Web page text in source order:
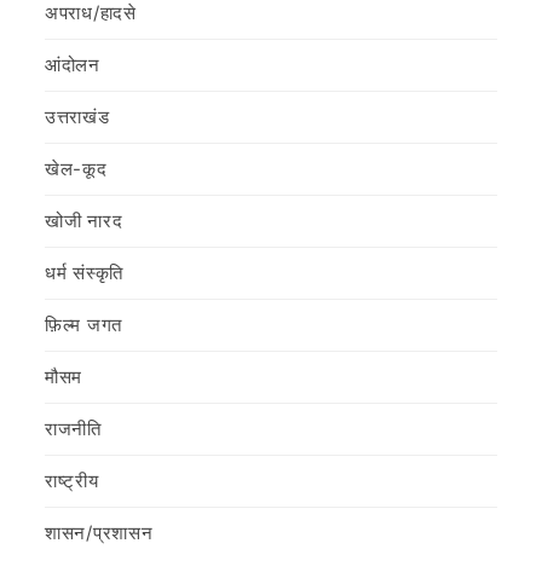
अपराध/हादसे
आंदोलन
उत्तराखंड
खेल-कूद
खोजी नारद
धर्म संस्कृति
फ़िल्‍म जगत
मौसम
राजनीति
राष्ट्रीय
शासन/प्रशासन